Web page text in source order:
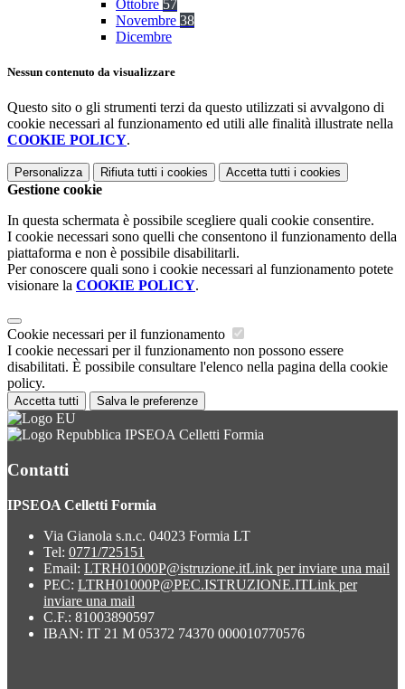
Ottobre 57
Novembre 38
Dicembre
Nessun contenuto da visualizzare
Questo sito o gli strumenti terzi da questo utilizzati si avvalgono di
cookie necessari al funzionamento ed utili alle finalità illustrate nella
COOKIE POLICY.
Personalizza Rifiuta tutti i cookies Accetta tutti i cookies
Gestione cookie
In questa schermata è possibile scegliere quali cookie consentire.
I cookie necessari sono quelli che consentono il funzionamento della
piattaforma e non è possibile disabilitarli.
Per conoscere quali sono i cookie necessari al funzionamento potete
visionare la COOKIE POLICY.
Cookie necessari per il funzionamento
I cookie necessari per il funzionamento non possono essere
disabilitati. È possibile consultare l'elenco nella pagina della cookie
policy.
Accetta tutti Salva le preferenze
IPSEOA Celletti Formia
Contatti
IPSEOA Celletti Formia
Via Gianola s.n.c. 04023 Formia LT
Tel: 0771/725151
Email: LTRH01000P@istruzione.itLink per inviare una mail
PEC: LTRH01000P@PEC.ISTRUZIONE.ITLink per
inviare una mail
C.F.: 81003890597
IBAN: IT 21 M 05372 74370 000010770576